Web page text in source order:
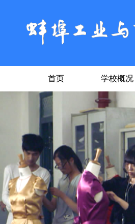
首页 学校概况